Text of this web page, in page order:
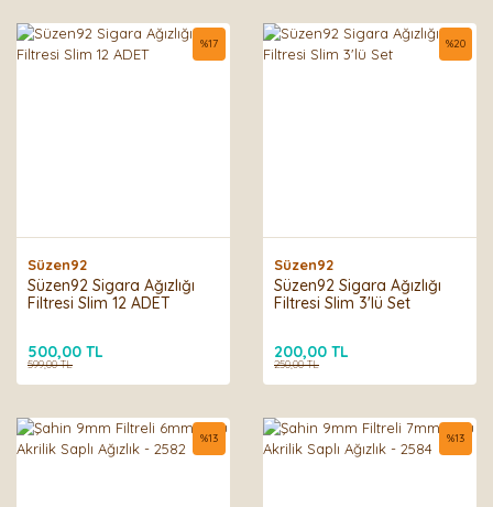
Süzen92
Süzen92 Sigara Ağızlığı
Filtresi Slim 12 ADET
%17
500,00 TL
599,00 TL
Süzen92
Süzen92 Sigara Ağızlığı
Filtresi Slim 3'lü Set
%20
200,00 TL
250,00 TL
%13 %13